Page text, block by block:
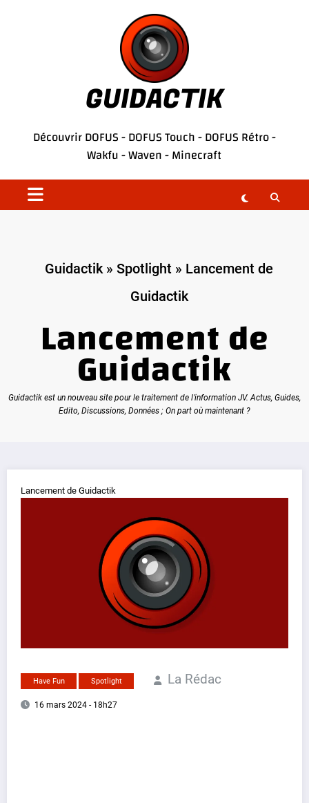
GUIDACTIK
DécouvrirDOFUS-DOFUS Touch-DOFUS Rétro-
Wakfu-Waven-Minecraft
Guidactik»Spotlight » Lancement de
Guidactik
Lancement de
Guidactik
Guidactik est un nouveau site pour le traitement de l'information JV. Actus, Guides,
Edito, Discussions, Données ; On part où maintenant ?
Lancement de Guidactik
Have Fun Spotlight La Rédac
16 mars 2024 - 18h27